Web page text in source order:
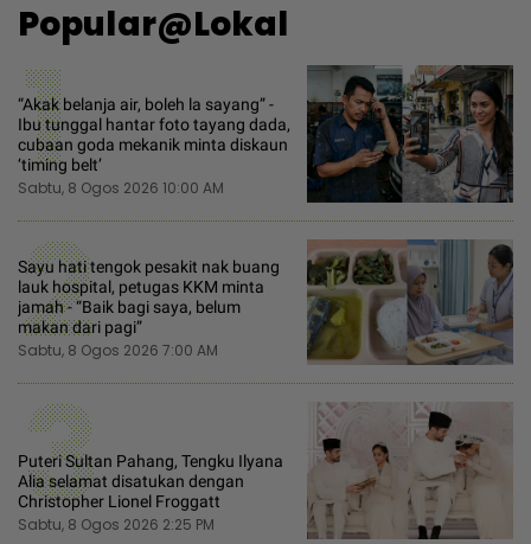
Popular@Lokal
1
“Akak belanja air, boleh la sayang” -
Ibu tunggal hantar foto tayang dada,
cubaan goda mekanik minta diskaun
‘timing belt’
Sabtu, 8 Ogos 2026 10:00 AM
2
Sayu hati tengok pesakit nak buang
lauk hospital, petugas KKM minta
jamah - “Baik bagi saya, belum
makan dari pagi”
Sabtu, 8 Ogos 2026 7:00 AM
3
Puteri Sultan Pahang, Tengku Ilyana
Alia selamat disatukan dengan
Christopher Lionel Froggatt
Sabtu, 8 Ogos 2026 2:25 PM